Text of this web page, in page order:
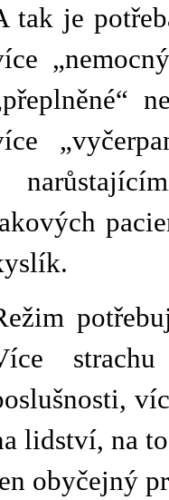
tak je
lidství, na
obyčejný